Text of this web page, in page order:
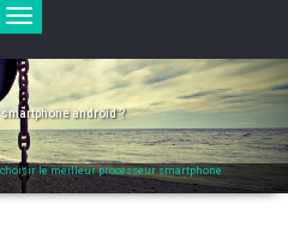
Toggle
navigation
android ?
le meilleur processeur smartphone